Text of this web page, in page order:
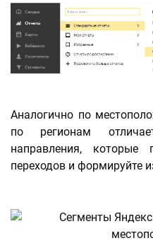
Аналогично по
по регионам
направления, которые
переходов и формируйте